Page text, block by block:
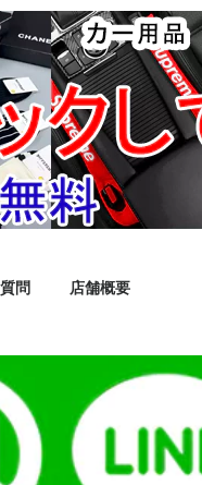
問 店舗概要